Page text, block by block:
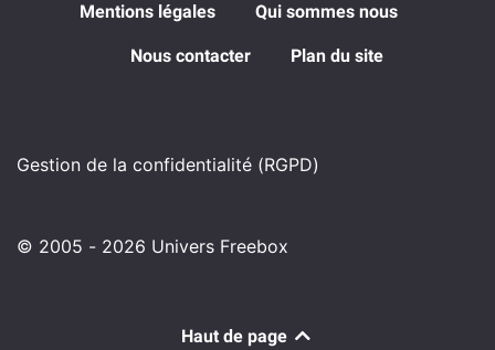
Mentions légales Qui sommes nous
Nous contacter Plan du site
Gestion de la confidentialité (RGPD)
© 2005 - 2026 Univers Freebox
Haut de page